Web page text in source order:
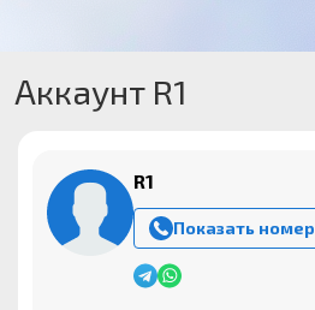
Аккаунт R1
R1
Показать номер